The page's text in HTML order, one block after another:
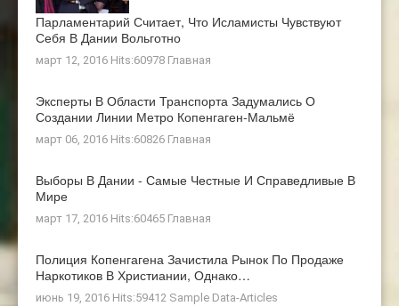
Парламентарий Считает, Что Исламисты Чувствуют
Себя В Дании Вольготно
март 12, 2016 Hits:60978 Главная
Эксперты В Области Транспорта Задумались О
Создании Линии Метро Копенгаген-Мальмё
март 06, 2016 Hits:60826 Главная
Выборы В Дании - Самые Честные И Справедливые В
Мире
март 17, 2016 Hits:60465 Главная
Полиция Копенгагена Зачистила Рынок По Продаже
Наркотиков В Христиании, Однако…
июнь 19, 2016 Hits:59412 Sample Data-Articles